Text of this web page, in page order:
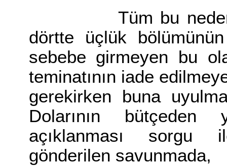
Tüm bu
dörtte üçlük
sebebe girmeyen bu
teminatının iade
gerekirken buna
Dolarının bütçeden
açıklanması sorgu
gönderilen savunmada,